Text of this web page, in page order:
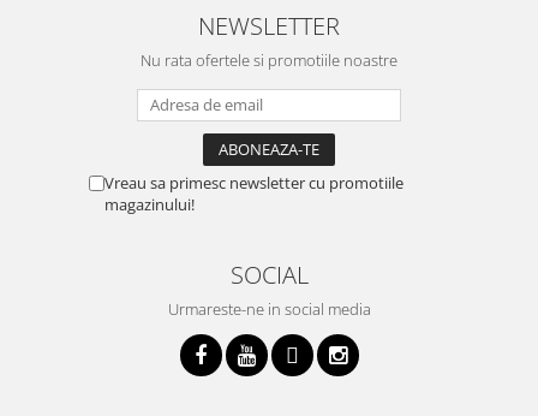
NEWSLETTER
Nu rata ofertele si promotiile noastre
Vreau sa primesc newsletter cu promotiile
magazinului!
SOCIAL
Urmareste-ne in social media